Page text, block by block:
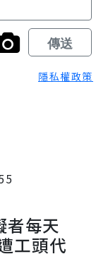
隱私權政策
者每天
工頭代